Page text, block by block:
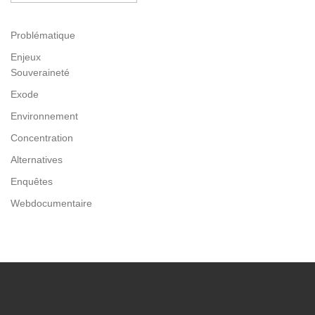
Problématique
Enjeux
Souveraineté
Exode
Environnement
Concentration
Alternatives
Enquêtes
Webdocumentaire